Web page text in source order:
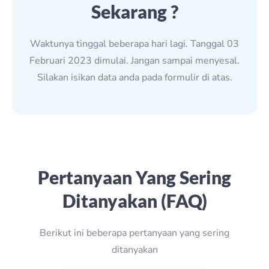
Sekarang ?
Waktunya tinggal beberapa hari lagi. Tanggal 03
Februari 2023 dimulai. Jangan sampai menyesal.
Silakan isikan data anda pada formulir di atas.
Pertanyaan Yang Sering
Ditanyakan (FAQ)
Berikut ini beberapa pertanyaan yang sering
ditanyakan